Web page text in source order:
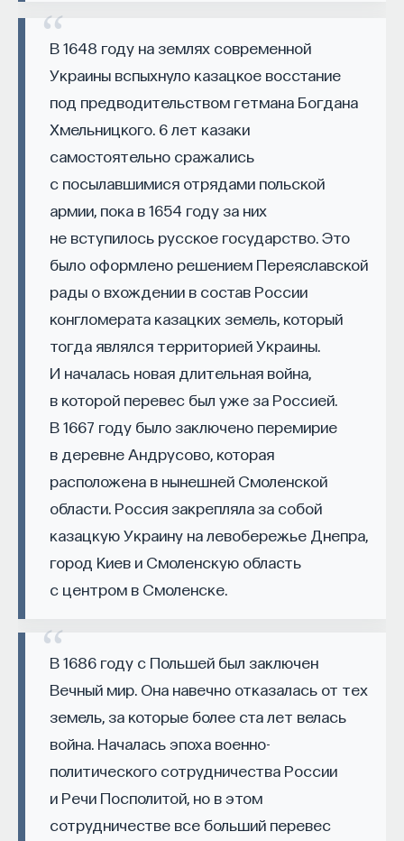
В 1648 году на землях современной
Украины вспыхнуло казацкое восстание
под предводительством гетмана Богдана
Хмельницкого. 6 лет казаки
самостоятельно сражались
с посылавшимися отрядами польской
армии, пока в 1654 году за них
не вступилось русское государство. Это
было оформлено решением Переяславской
рады о вхождении в состав России
конгломерата казацких земель, который
тогда являлся территорией Украины.
И началась новая длительная война,
в которой перевес был уже за Россией.
В 1667 году было заключено перемирие
в деревне Андрусово, которая
расположена в нынешней Смоленской
области. Россия закрепляла за собой
казацкую Украину на левобережье Днепра,
город Киев и Смоленскую область
с центром в Смоленске.
В 1686 году с Польшей был заключен
Вечный мир. Она навечно отказалась от тех
земель, за которые более ста лет велась
война. Началась эпоха военно-
политического сотрудничества России
и Речи Посполитой, но в этом
сотрудничестве все больший перевес
Стереотипы не позволяют эффективно
конкурировать на международном рынке​.
Что такое Naukka Talents
Naukka Talents— это не просто рекрутинговый
сервис, а комплексная платформа поддержки
специалистов на пути к карьере в глобальных
инновационных индустриях. Сервис помогает
преодолеть существующие барьеры через
обучение, карьерное сопровождение и прямые
связи с компаниями, заинтересованными
Сервис создан для всех, кто хочет найти свой
путь в инновационных индустриях:
Учёных, инженеров и исследователей
с опытом работы в научной сфере;
Специалистов с STEM-образованием,
желающих сменить сферу деятельности;
Тех, кто пока не имеет достаточного опыта
работы в индустрии, но стремится развивать
необходимые навыки.
Для уже готовых специалистов достаточно
оставить информацию о себе: образование, опыт
работы, навыки, интересы и владение
иностранными языками. КомандаNaukka Talents
будет искать, где эти навыки могут быть
применены, и поможет найти международную
deep tech или биотех компанию, где человек
сможет раскрыть свои таланты.​ Для тех, кто ещё
набирается опыта, сервис предлагает вебинары
и индивидуальные консультации, чтобы понять,